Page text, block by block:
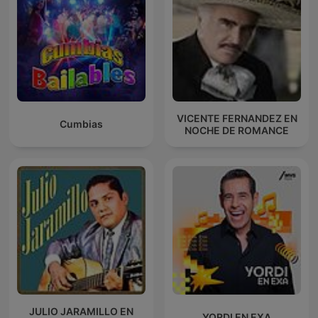
Cumbias
VICENTE FERNANDEZ EN
NOCHE DE ROMANCE
JULIO JARAMILLO EN